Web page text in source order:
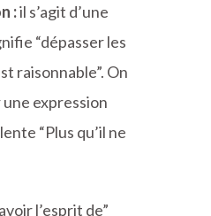
:il s’agit d’une
“dépasser les
raisonnable”. On
expression
“Plus qu’il ne
l’esprit de”